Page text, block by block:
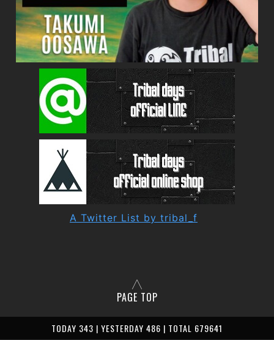
A Twitter List by tribal_f
PAGE TOP
TODAY 343 | YESTERDAY 486 | TOTAL 679641